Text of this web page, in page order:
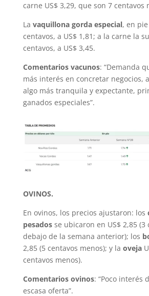
carne US$ 3,29, que son 7 centavos
La vaquillona gorda especial, en
centavos, a US$ 1,81; a la carne la
centavos, a US$ 3,45.
Comentarios vacunos: “Demanda
más interés en concretar negocios,
algo más tranquila y expectante,
ganados especiales”.
OVINOS.
En ovinos, los precios ajustaron: los
pesadosse ubicaron en US$ 2,85 (3
debajo de la semana anterior); los
2,85 (5 centavos menos); y la oveja
centavos menos).
Comentarios ovinos: “Poco interés
escasa oferta”.